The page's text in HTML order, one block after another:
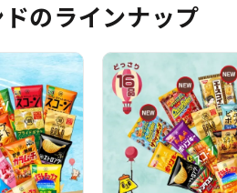
のラインナップ